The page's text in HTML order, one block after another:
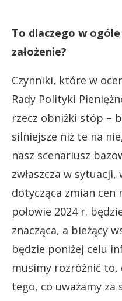
To dlaczego w
założenie?
Czynniki, które w
Rady Polityki
rzecz obniżki stóp –
silniejsze niż te na
nasz scenariusz
zwłaszcza w
dotycząca zmian cen
połowie 2024 r.
znacząca, a bieżący
będzie poniżej celu
musimy rozróżnić
tego, co uważamy za